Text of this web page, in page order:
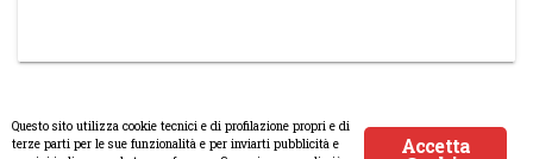
Accetta
Questo sito utilizza cookie tecnici e di profilazione propri e di
terze parti per le sue funzionalità e per inviarti pubblicità e